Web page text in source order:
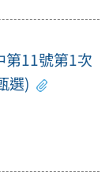
第11號第1次
選)